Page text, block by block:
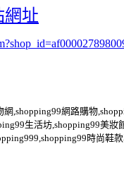
網址
網,shopping99網路購物
生活坊,shopping99美妝
時尚鞋款